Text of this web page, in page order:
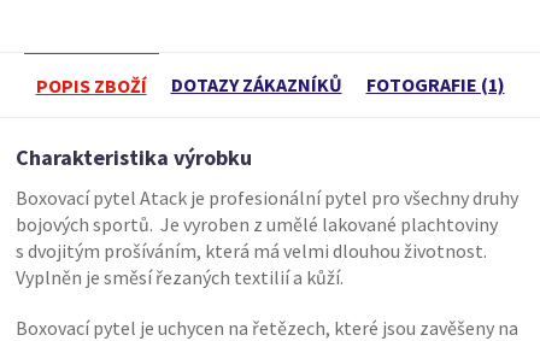
POPIS ZBOŽÍ DOTAZY ZÁKAZNÍKŮ FOTOGRAFIE (1)
Charakteristika výrobku
Boxovací pytel Atack je profesionální pytel pro všechny druhy
bojových sportů. Je vyroben z umělé lakované plachtoviny
s dvojitým prošíváním, která má velmi dlouhou životnost.
Vyplněn je směsí řezaných textilií a kůží.
Boxovací pytel je uchycen na řetězech, které jsou zavěšeny na